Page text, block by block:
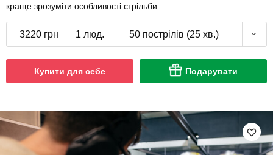
краще зрозуміти особливості стрільби.
3220 грн 1 люд. 50 пострілів (25 хв.)
Купити для себе Подарувати